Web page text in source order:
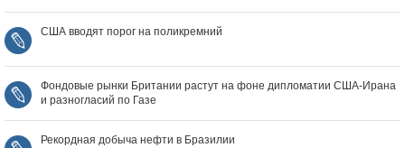
США вводят порог на поликремний
Фондовые рынки Британии растут на фоне дипломатии США‑Ирана
и разногласий по Газе
Рекордная добыча нефти в Бразилии